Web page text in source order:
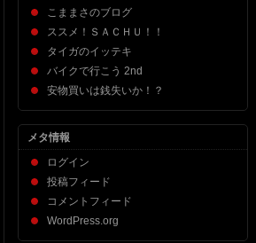
こままさのブログ
ススメ！ＳＡＣＨＵ！！
タイガのイッテキ
バイクで行こう 2nd
安物買いは銭失いか！？
メタ情報
ログイン
投稿フィード
コメントフィード
WordPress.org